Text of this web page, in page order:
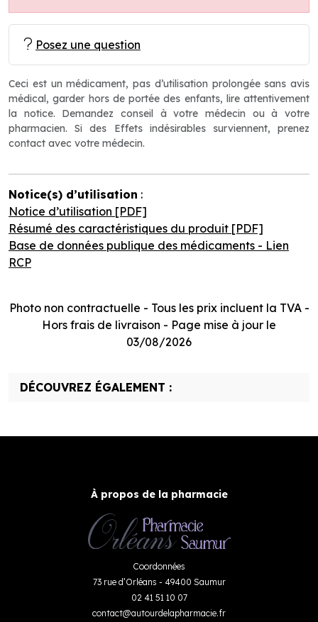
Posez une question
Ceci est un médicament, pas d’utilisation prolongée sans avis
médical, garder hors de portée des enfants, lire attentivement
la notice. Demandez conseil à votre médecin ou à votre
pharmacien. Si des Effets indésirables surviennent, prenez
contact avec votre médecin.
Notice(s) d’utilisation :
Notice d’utilisation [PDF]
Résumé des caractéristiques du produit [PDF]
Base de données publique des médicaments - Lien
RCP
Photo non contractuelle - Tous les prix incluent la TVA -
Hors frais de livraison - Page mise à jour le
03/08/2026
DÉCOUVREZ ÉGALEMENT :
À propos de la pharmacie
Coordonnées
73 rue d’Orléans - 49400 Saumur
02 41 51 10 07
contact@autourdelapharmacie.fr